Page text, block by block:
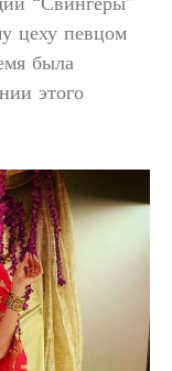
цеху певцом
была
этого